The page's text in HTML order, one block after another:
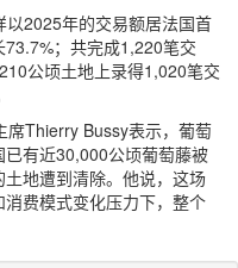
2025年的交易额居法国首
；共完成1,220笔交
公顷土地上录得1,020笔交
Thierry Bussy表示，葡萄
有近30,000公顷葡萄藤被
地遭到清除。他说，这场
费模式变化压力下，整个